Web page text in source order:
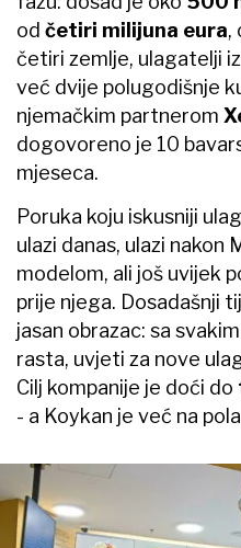
od četiri milijuna eura,
četiri zemlje, ulagatelji
već dvije polugodišnje
njemačkim partnerom
dogovoreno je 10
mjeseca.
Poruka koju iskusniji
ulazi danas, ulazi nakon
modelom, ali još uvijek
prije njega. Dosadašnji
jasan obrazac: sa
rasta, uvjeti za nove
Cilj kompanije je doći do
- a Koykan je već na